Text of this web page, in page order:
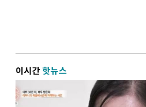
이시간핫뉴스